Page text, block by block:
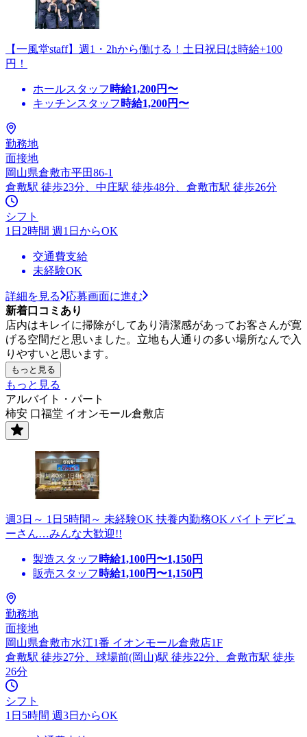
【一風堂staff】週1・2hから働ける！土日祝日は時給+100
円！
ホールスタッフ 時給1,200円〜
キッチンスタッフ 時給1,200円〜
勤務地
面接地
岡山県倉敷市平田86-1
倉敷駅 徒歩23分、中庄駅 徒歩48分、倉敷市駅 徒歩26分
シフト
1日2時間 週1日からOK
交通費支給
未経験OK
詳細を見る
応募画面に進む
新着口コミあり
店内はキレイに掃除がしてあり清潔感があってお客さんが寛
げる空間だと思いました。立地も人通りの多い場所なんで入
りやすいと思います。
もっと見る
もっと見る
アルバイト・パート
柿安 口福堂 イオンモール倉敷店
週3日～ 1日5時間～ 未経験OK 扶養内勤務OK バイトデビュ
ーさん…みんな大歓迎!!
製造スタッフ 時給1,100円〜1,150円
販売スタッフ 時給1,100円〜1,150円
勤務地
面接地
岡山県倉敷市水江1番 イオンモール倉敷店1F
倉敷駅 徒歩27分、球場前(岡山)駅 徒歩22分、倉敷市駅 徒歩
26分
シフト
1日5時間 週3日からOK